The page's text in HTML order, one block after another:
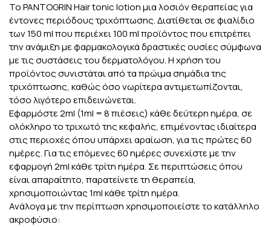
Το PANTOGRIN Hair tonic lotion μια λοσιόν θεραπείας για
έντονες περιόδους τριχόπτωσης. Διατίθεται σε φιαλίδιο
των 150 ml που περιέχει 100 ml προϊόντος που επιτρέπει
την ανάμιξη με φαρμακολογικά δραστικές ουσίες σύμφωνα
με τις συστάσεις του δερματολόγου. Η χρήση του
προϊόντος συνιστάται από τα πρώιμα σημάδια της
τριχόπτωσης, καθώς όσο νωρίτερα αντιμετωπίζονται,
τόσο λιγότερο επιδεινώνεται.
Εφαρμόστε 2ml (1ml = 8 πιέσεις) κάθε δεύτερη ημέρα, σε
ολόκληρο το τριχωτό της κεφαλής, επιμένοντας ιδιαίτερα
στις περιοχές όπου υπάρχει αραίωση, για τις πρώτες 60
ημέρες. Για τις επόμενες 60 ημέρες συνεχίστε με την
εφαρμογή 2ml κάθε τρίτη ημέρα. Σε περιπτώσεις όπου
είναι απαραίτητο, παρατείνετε τη θεραπεία,
χρησιμοποιώντας 1ml κάθε τρίτη ημέρα.
Ανάλογα με την περίπτωση χρησιμοποιείστε το κατάλληλο
ακροφύσιο: